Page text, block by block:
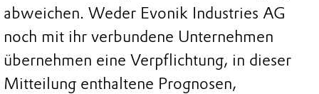
abweichen. Weder Evonik Industries AG
noch mit ihr verbundene Unternehmen
übernehmen eine Verpflichtung, in dieser
Mitteilung enthaltene Prognosen,